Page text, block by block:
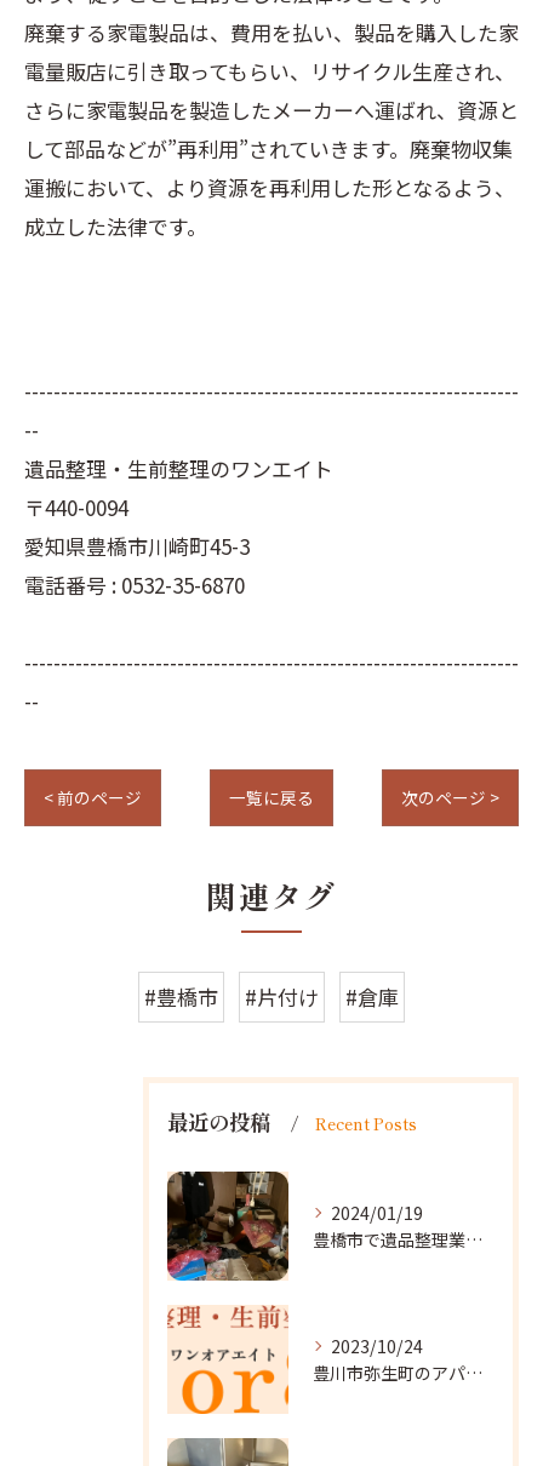
廃棄する家電製品は、費用を払い、製品を購入した家
電量販店に引き取ってもらい、リサイクル生産され、
さらに家電製品を製造したメーカーへ運ばれ、資源と
して部品などが”再利用”されていきます。廃棄物収集
運搬において、より資源を再利用した形となるよう、
成立した法律です。
--------------------------------------------------------------------
--
遺品整理・生前整理のワンエイト
〒440-0094
愛知県豊橋市川崎町45-3
電話番号 : 0532-35-6870
--------------------------------------------------------------------
--
< 前のページ 一覧に戻る 次のページ >
関連タグ
#豊橋市 #片付け #倉庫
最近の投稿 Recent Posts
2024/01/19
豊橋市で遺品整理業者をお探しなら｜心を込めたサービスを
2023/10/24
豊川市弥生町のアパート改装に向かいました。